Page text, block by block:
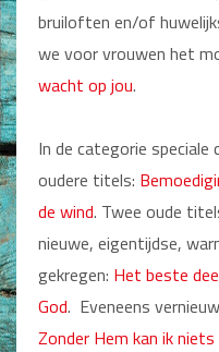
bruiloften en/of
we voor vrouwen het
wacht op jou.
In de categorie speciale
oudere titels:
de wind. Twee oude
nieuwe, eigentijdse,
gekregen: Het beste
God. Eveneens
Zonder Hem kan ik niets